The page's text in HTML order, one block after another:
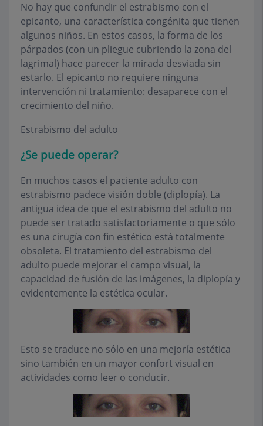
No hay que confundir el estrabismo con el
epicanto, una característica congénita que tienen
algunos niños. En estos casos, la forma de los
párpados (con un pliegue cubriendo la zona del
lagrimal) hace parecer la mirada desviada sin
estarlo. El epicanto no requiere ninguna
intervención ni tratamiento: desaparece con el
crecimiento del niño.
Estrabismo del adulto
¿Se puede operar?
En muchos casos el paciente adulto con
estrabismo padece visión doble (diplopía). La
antigua idea de que el estrabismo del adulto no
puede ser tratado satisfactoriamente o que sólo
es una cirugía con fin estético está totalmente
obsoleta. El tratamiento del estrabismo del
adulto puede mejorar el campo visual, la
capacidad de fusión de las imágenes, la diplopía y
evidentemente la estética ocular.
Esto se traduce no sólo en una mejoría estética
sino también en un mayor confort visual en
actividades como leer o conducir.